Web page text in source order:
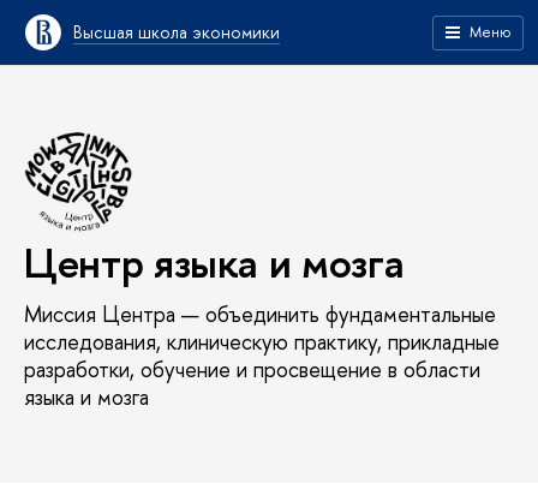
Высшая школа экономики Меню
Центр языка и мозга
Миссия Центра — объединить фундаментальные
исследования, клиническую практику, прикладные
разработки, обучение и просвещение в области
языка и мозга